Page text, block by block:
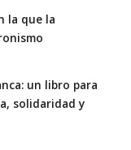
la que la
un libro para
solidaridad y